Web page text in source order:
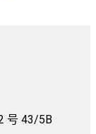
号 43/5B